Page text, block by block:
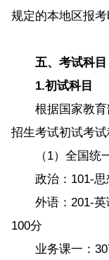
规定的本地区报考
五、考试科目
1.初试科目
根据国家教育
招生考试初试考试
（1）全国统一
政治：101-思想
外语：201-英
100分
业务课一：